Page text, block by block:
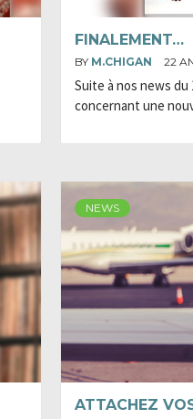
FINALEMENT…
BY M.CHIGAN 22
Suite à nos news du
concernant une
NEWS
ATTACHEZ